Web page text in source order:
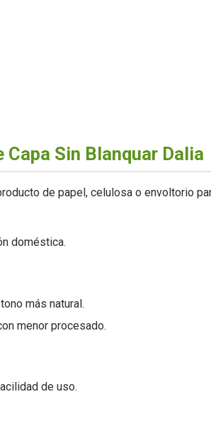
Sin Blanquar Dalia
de papel, celulosa o envoltorio
doméstica.
más natural.
menor procesado.
de uso.